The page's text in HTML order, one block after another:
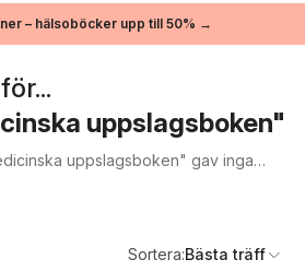
– hälsoböcker upp till 50% →
uppslagsboken"
uppslagsboken" gav inga
Sortera:Bästa träff